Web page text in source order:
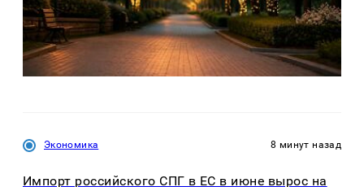
Экономика 8 минут назад
Импорт российского СПГ в ЕС в июне вырос на